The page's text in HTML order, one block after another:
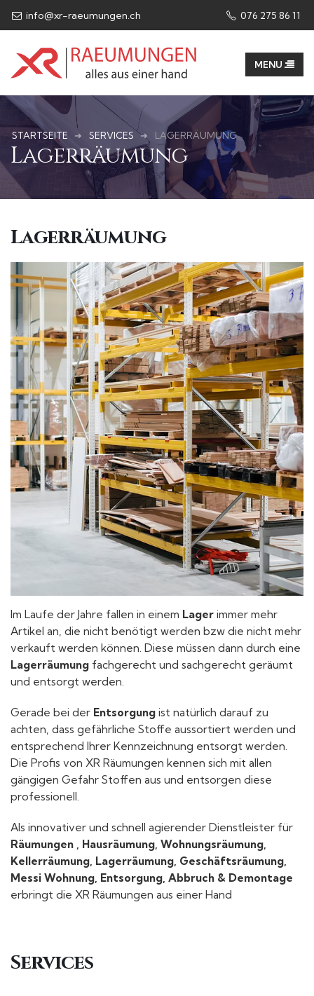
info@xr-raeumungen.ch 076 275 86 11​
STARTSEITE SERVICES LAGERRÄUMUNG
Lagerräumung
Lagerräumung
Im Laufe der Jahre fallen in einem Lager immer mehr
Artikel an, die nicht benötigt werden bzw die nicht mehr
verkauft werden können. Diese müssen dann durch eine
Lagerräumung fachgerecht und sachgerecht geräumt
und entsorgt werden.
Gerade bei der Entsorgung ist natürlich darauf zu
achten, dass gefährliche Stoffe aussortiert werden und
entsprechend Ihrer Kennzeichnung entsorgt werden.
Die Profis von XR Räumungen kennen sich mit allen
gängigen Gefahr Stoffen aus und entsorgen diese
professionell.
Als innovativer und schnell agierender Dienstleister für
Räumungen , Hausräumung, Wohnungsräumung,
Kellerräumung, Lagerräumung, Geschäftsräumung,
Messi Wohnung, Entsorgung, Abbruch & Demontage
erbringt die XR Räumungen aus einer Hand
Services